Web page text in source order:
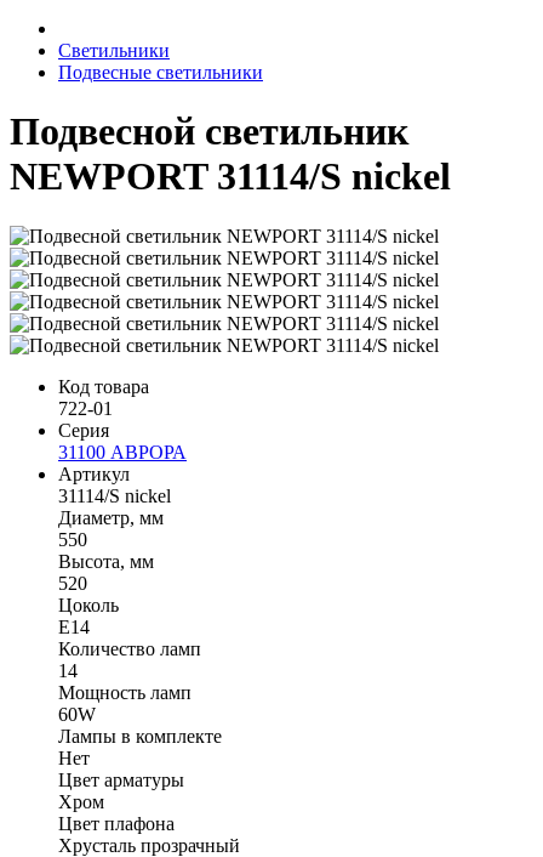
Светильники
Подвесные светильники
Подвесной светильник
NEWPORT 31114/S nickel
Код товара
722-01
Серия
31100 АВРОРА
Артикул
31114/S nickel
Диаметр, мм
550
Высота, мм
520
Цоколь
Е14
Количество ламп
14
Мощность ламп
60W
Лампы в комплекте
Нет
Цвет арматуры
Хром
Цвет плафона
Хрусталь прозрачный